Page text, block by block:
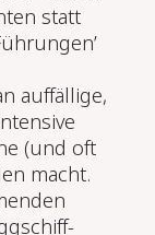
statt
auffällige,
(und oft
macht.